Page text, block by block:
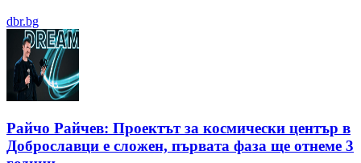
dbr.bg
Райчо Райчев: Проектът за космически център в
Доброславци е сложен, първата фаза ще отнеме 3